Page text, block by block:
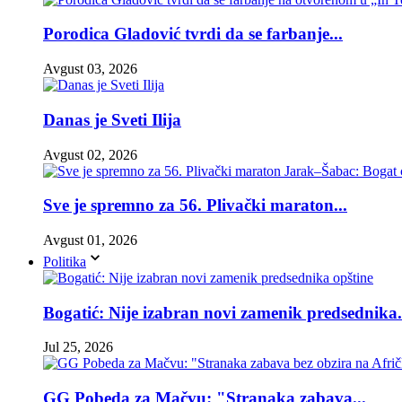
Porodica Gladović tvrdi da se farbanje...
Avgust 03, 2026
Danas je Sveti Ilija
Avgust 02, 2026
Sve je spremno za 56. Plivački maraton...
Avgust 01, 2026
Politika
Bogatić: Nije izabran novi zamenik
Jul 25, 2026
GG Pobeda za Mačvu: "Stranaka zabava...